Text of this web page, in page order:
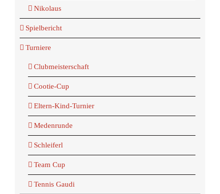
Nikolaus
Spielbericht
Turniere
Clubmeisterschaft
Cootie-Cup
Eltern-Kind-Turnier
Medenrunde
Schleiferl
Team Cup
Tennis Gaudi